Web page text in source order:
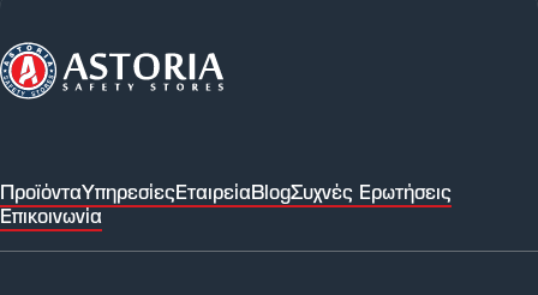
ΠροϊόνταΥπηρεσίεςΕταιρείαBlogΣυχνές Ερωτήσεις
Επικοινωνία